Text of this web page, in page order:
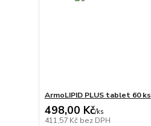
ArmoLIPID PLUS tablet 60 ks
498,00 Kč/ks
411,57 Kč bez DPH